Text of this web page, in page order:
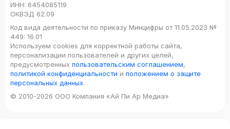
ИНН: 6454085119
ОКВЭД 62.09
Код вида деятельности по приказу Минцифры от 11.05.2023 №
449: 16.01
Используем cookies для корректной работы сайта,
персонализации пользователей и других целей,
предусмотренных пользовательским соглашением,
политикой конфиденциальности и положением о защите
персональных данных.
© 2010-2026 ООО Компания «Ай Пи Ар Медиа»